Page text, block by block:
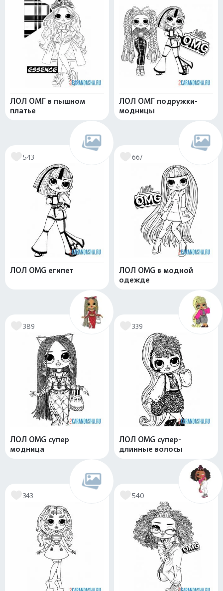
ЛОЛ ОМГ в пышном
платье
ЛОЛ ОМГ подружки-
модницы
543
ЛОЛ OMG египет
667
ЛОЛ OMG в модной
одежде
389
ЛОЛ OMG супер
модница
339
ЛОЛ OMG супер-
длинные волосы
343 540